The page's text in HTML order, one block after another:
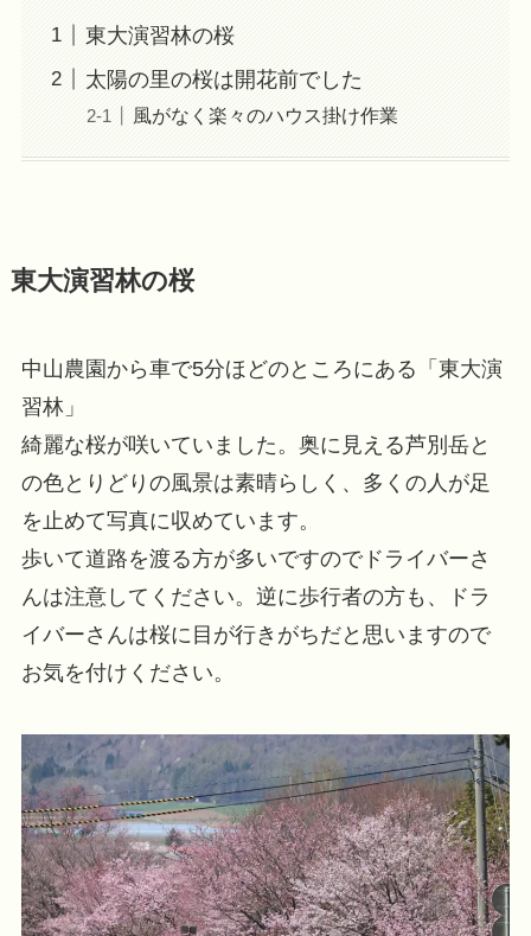
東大演習林の桜
太陽の里の桜は開花前でした
風がなく楽々のハウス掛け作業
東大演習林の桜
中山農園から車で5分ほどのところにある「東大演
習林」
綺麗な桜が咲いていました。奥に見える芦別岳と
の色とりどりの風景は素晴らしく、多くの人が足
を止めて写真に収めています。
歩いて道路を渡る方が多いですのでドライバーさ
んは注意してください。逆に歩行者の方も、ドラ
イバーさんは桜に目が行きがちだと思いますので
お気を付けください。